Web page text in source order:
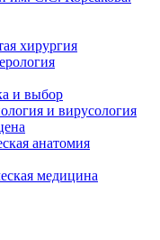
хирургия
и выбор
и вирусология
анатомия
медицина